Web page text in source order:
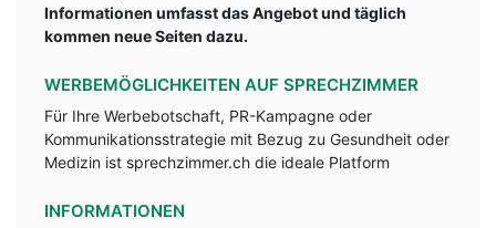
Informationen umfasst das Angebot und täglich
kommen neue Seiten dazu.
WERBEMÖGLICHKEITEN AUF SPRECHZIMMER
Für Ihre Werbebotschaft, PR-Kampagne oder
Kommunikationsstrategie mit Bezug zu Gesundheit oder
Medizin ist sprechzimmer.ch die ideale Platform
INFORMATIONEN